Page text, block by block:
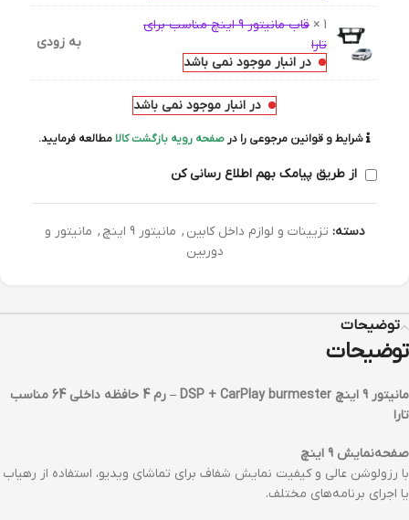
1 ×
قاب مانیتور 9 اینچ مناسب برای
تارا
در انبار موجود نمی باشد
به زودی
در انبار موجود نمی باشد
شرایط و قوانین مرجوعی را درصفحه رویه بازگشت کالامطالعه فرمایید.
از طریق پیامک بهم اطلاع رسانی کن
دسته: تزیینات و لوازم داخل کابین , مانیتور 9 اینچ , مانیتور و
دوربین
توضیحات
توضیحات
مانیتور 9 اینچ DSP + CarPlay burmester – رم 4 حافظه داخلی 64 مناسب
تارا
صفحه‌نمایش 9 اینچ
با رزولوشن عالی و کیفیت نمایش شفاف برای تماشای ویدیو، استفاده از رهیاب
یا اجرای برنامه‌های مختلف.